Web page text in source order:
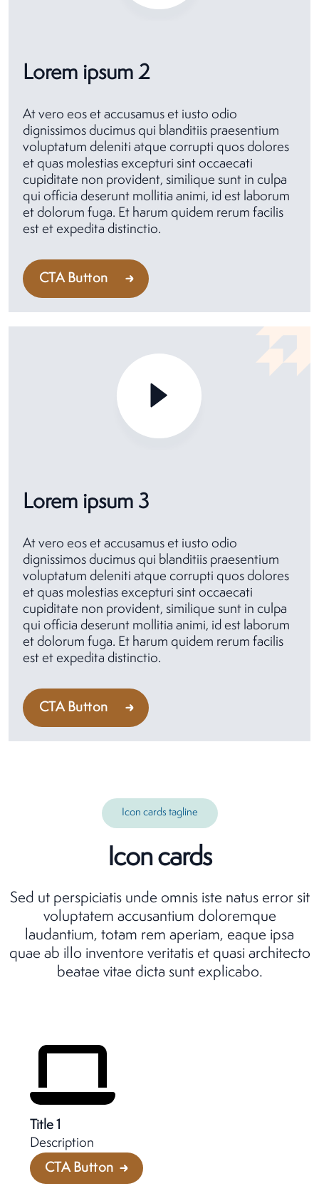
Lorem ipsum 2
At vero eos et accusamus et iusto odio
dignissimos ducimus qui blanditiis praesentium
voluptatum deleniti atque corrupti quos dolores
et quas molestias excepturi sint occaecati
cupiditate non provident, similique sunt in culpa
qui officia deserunt mollitia animi, id est laborum
et dolorum fuga. Et harum quidem rerum facilis
est et expedita distinctio.
CTA Button
Lorem ipsum 3
At vero eos et accusamus et iusto odio
dignissimos ducimus qui blanditiis praesentium
voluptatum deleniti atque corrupti quos dolores
et quas molestias excepturi sint occaecati
cupiditate non provident, similique sunt in culpa
qui officia deserunt mollitia animi, id est laborum
et dolorum fuga. Et harum quidem rerum facilis
est et expedita distinctio.
CTA Button
Icon cards tagline
Icon cards
Sed ut perspiciatis unde omnis iste natus error sit
voluptatem accusantium doloremque
laudantium, totam rem aperiam, eaque ipsa
quae ab illo inventore veritatis et quasi architecto
beatae vitae dicta sunt explicabo.
Title 1
Description
CTA Button